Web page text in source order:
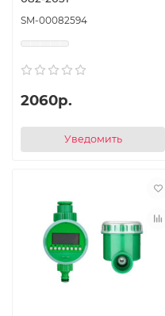
SM-00082594
2060р.
Уведомить